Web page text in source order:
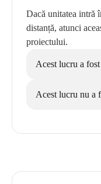
Dacă unitatea intră
distanță, atunci
proiectului.
Acest lucru a
Acest lucru nu a